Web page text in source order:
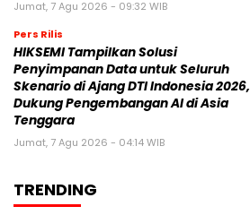
Jumat, 7 Agu 2026 - 09:32 WIB
Pers Rilis
HIKSEMI Tampilkan Solusi
Penyimpanan Data untuk Seluruh
Skenario di Ajang DTI Indonesia 2026,
Dukung Pengembangan AI di Asia
Tenggara
Jumat, 7 Agu 2026 - 04:14 WIB
TRENDING